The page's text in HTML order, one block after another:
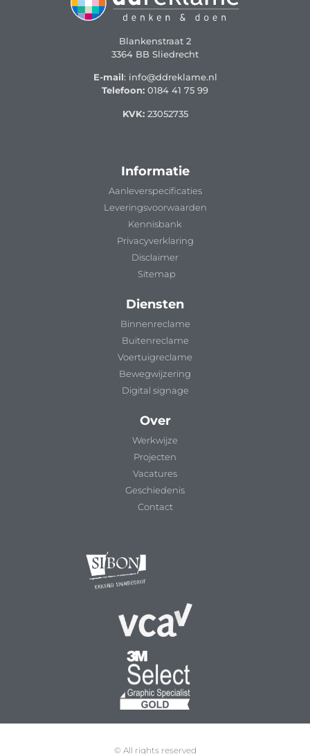
Blankenstraat 2
3364 BB Sliedrecht
E-mail: info@ddreklame.nl
Telefoon: 0184 41 75 99
KVK: 23052735
Informatie
Aanleverspecificaties
Leveringsvoorwaarden
Kennisbank
Privacyverklaring
Disclaimer
Sitemap
Diensten
Binnenreclame
Buitenreclame
Voertuigreclame
Bewegwijzering
Digital signage
Over
Werkwijze
Projecten
Vacatures
Geschiedenis
Contact
© All rights reserved